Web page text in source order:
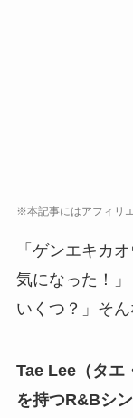
※本記事にはアフィリ
「ゲンエキカ
気になった！
いくつ？」そ
Tae Lee（タエ
を持つR&Bシ